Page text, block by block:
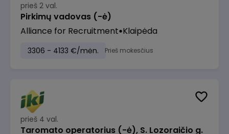
prieš 2 val.
Pirkimų vadovas (-ė)
Alliance for Recruitment Klaipėda
3306 - 4133 €/mėn. Prieš mokesčius
prieš 4 val.
Taromato operatorius (-ė), S. Lozoraičio g.